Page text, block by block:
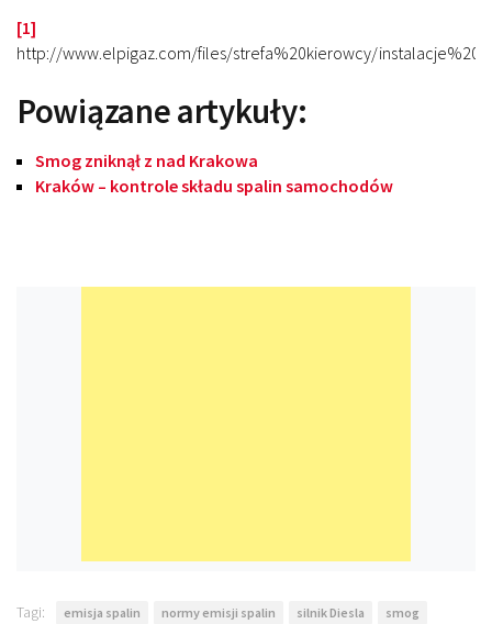
[1]
http://www.elpigaz.com/files/strefa%20kierowcy/
Powiązane artykuły:
Smog zniknął z nad Krakowa
Kraków – kontrole składu spalin samochodów
Tagi: emisja spalin normy emisji spalin silnik Diesla
smog